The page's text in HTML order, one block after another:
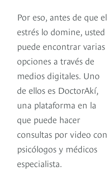
Por eso, antes de que el
estrés lo domine, usted
puede encontrar varias
opciones a través de
medios digitales. Uno
de ellos es DoctorAkí,
una plataforma en la
que puede hacer
consultas por video con
psicólogos y médicos
especialista.